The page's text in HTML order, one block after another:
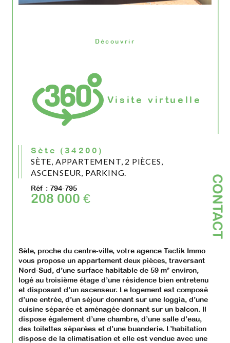
CONTACT
Découvrir
Visite virtuelle
Sète (34200)
SÈTE, APPARTEMENT, 2 PIÈCES,
ASCENSEUR, PARKING.
Réf : 794-795
208 000 €
Sète, proche du centre-ville, votre agence Tactik Immo
vous propose un appartement deux pièces, traversant
Nord-Sud, d’une surface habitable de 59 m² environ,
logé au troisième étage d’une résidence bien entretenu
et disposant d’un ascenseur. Le logement est composé
d’une entrée, d’un séjour donnant sur une loggia, d’une
cuisine séparée et aménagée donnant sur un balcon. Il
dispose également d’une chambre, d’une salle d’eau,
des toilettes séparées et d’une buanderie. L’habitation
dispose de la climatisation et elle est vendue avec une